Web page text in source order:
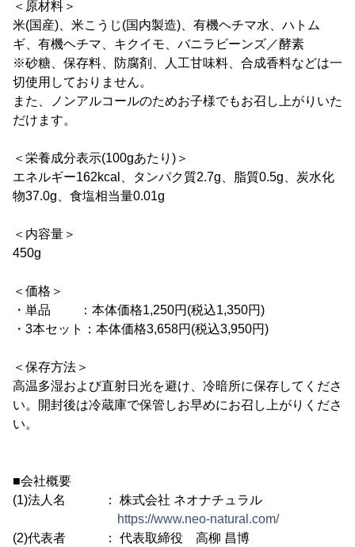
＜原材料＞
米(国産)、米こうじ(国内製造)、有機ヘチマ水、ハトム
ギ、有機ヘチマ、キクイモ、バニラビーンズ／酵素
※砂糖、保存料、防腐剤、人工甘味料、合成香料などは一
切使用しておりません。
また、ノンアルコールのためお子様でもお召し上がりいた
だけます。
＜栄養成分表示(100gあたり)＞
エネルギー162kcal、タンパク質2.7g、脂質0.5g、炭水化
物37.0g、食塩相当量0.01g
＜内容量＞
450g
＜価格＞
・単品 ：本体価格1,250円(税込1,350円)
・3本セット：本体価格3,658円(税込3,950円)
＜保存方法＞
高温多湿および直射日光を避け、冷暗所に保存してくださ
い。開封後は冷蔵庫で保管しお早めにお召し上がりくださ
い。
■会社概要
(1)法人名 ： 株式会社 ネオナチュラル
https://www.neo-natural.com/
(2)代表者 ： 代表取締役 高柳 昌博